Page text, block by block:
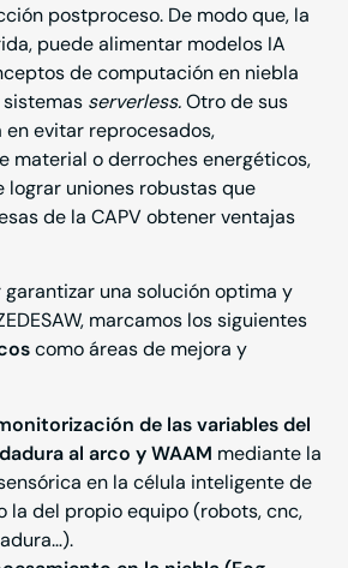
postproceso. De modo que, la
puede alimentar modelos IA
de computación en niebla
serverless.Otro de sus
evitar reprocesados,
material o derroches energéticos,
lograr uniones robustas que
de la CAPV obtener ventajas
una solución optima y
marcamos los siguientes
como áreas de mejora y
de las variables del
al arco y WAAM mediante la
en la célula inteligente de
la del propio equipo (robots, cnc,